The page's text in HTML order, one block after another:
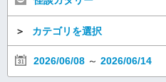
＞ カテゴリを選択
2026/06/08 ～ 2026/06/14